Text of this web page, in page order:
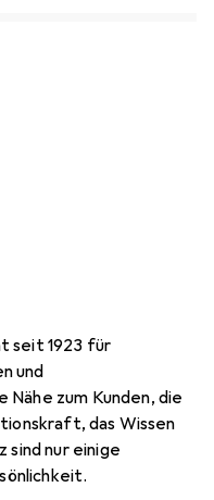
seit 1923 für
und
zum Kunden, die
das Wissen
sind nur einige